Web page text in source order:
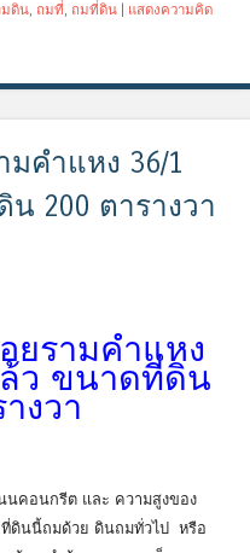
มดิน, ถมที่, ถมที่ดิน
แสดงความคิด
คำแหง 36/1
200 ตารางวา
ยรามคำแหง
ว ขนาดที่ดิน
งวา
คอนกรีต และ ความสูงของ
ดินนี้ถมด้วย ดินถมทั่วไป หรือ